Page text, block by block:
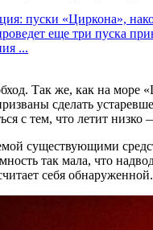
пуски «Циркона»,
еще три пуска
...
Так же, как на море
сделать
с тем, что летит
существующими
так мала, что
себя